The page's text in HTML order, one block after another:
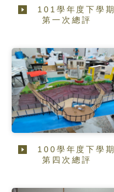
101學年度下學期
第一次總評
100學年度下學期
第四次總評